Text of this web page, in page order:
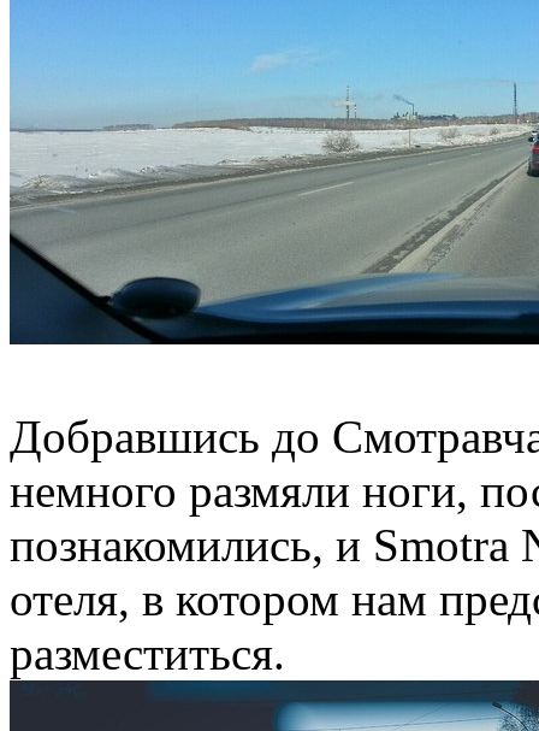
Добравшись до
немного размяли ноги,
познакомились, и Smotra
отеля, в котором нам
разместиться.